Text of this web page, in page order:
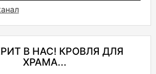
В НАС! КРОВЛЯ ДЛЯ
ХРАМА...